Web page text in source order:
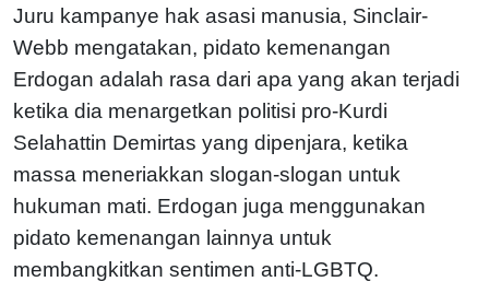
Juru kampanye hak asasi manusia, Sinclair-
Webb mengatakan, pidato kemenangan
Erdogan adalah rasa dari apa yang akan terjadi
ketika dia menargetkan politisi pro-Kurdi
Selahattin Demirtas yang dipenjara, ketika
massa meneriakkan slogan-slogan untuk
hukuman mati. Erdogan juga menggunakan
pidato kemenangan lainnya untuk
membangkitkan sentimen anti-LGBTQ.